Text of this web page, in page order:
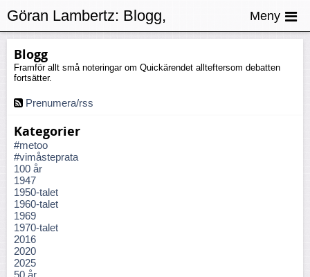
Blogg
Framför allt små noteringar om Quickärendet allteftersom debatten
fortsätter.
Prenumera/rss
Kategorier
#metoo
#vimåsteprata
100 år
1947
1950-talet
1960-talet
1969
1970-talet
2016
2020
2025
50 år
Göran Lambertz: Blogg,
Diskriminering
Meny